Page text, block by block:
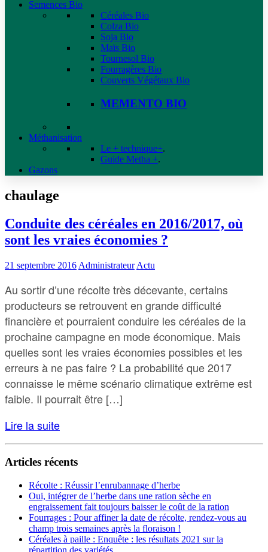
Semences Bio
Céréales Bio
Colza Bio
Soja Bio
Maïs Bio
Tournesol Bio
Fourragères Bio
Couverts Végétaux Bio
MEMENTO BIO
Méthanisation
Le + technique+.
Guide Metha +.
Gazons
chaulage
Conduite des céréales en 2016/2017, où
sont les vraies économies ?
21 septembre 2016 Administrateur Actu
Au sortir d’une récolte très décevante, certains
producteurs se retrouvent en grande difficulté
financière et pourraient conduire les céréales de la
prochaine campagne en mode économique. Mais
quelles sont les vraies économies possibles et les
erreurs à ne pas faire ? La probabilité que 2017
connaisse le même scénario climatique extrême est
faible. Il pourrait être […]
Lire la suite
Articles récents
Récolte : Réussir l’enrubannage d’herbe
Oui, intégrer de l’herbe dans une ration sèche en
engraissement fait toujours baisser le coût de la ration
Fourrages : Pour affiner la date de récolte, rendez-vous au
champ trois semaines après la floraison !
Céréales à paille : Enquête : les résultats 2021 sur la
répartition des variétés